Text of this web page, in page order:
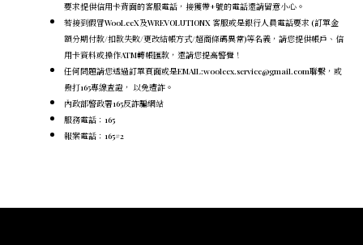
要求提供信用卡背面的客服電話， 接獲帶+號的電話還請留意小心。
若接到假冒WooLeeX及WREVOLUTIONX 客服或是銀行人員電話要求 (訂單金
額分期付款/扣款失敗/更改結帳方式/超商條碼異常)等名義，請您提供帳戶、信
用卡資料或操作ATM轉帳匯款，還請您提高警覺！
任何問題請您透過訂單頁面或是EMAIL:wooleex.service@gmail.com聯繫，或
撥打165專線查證， 以免遭詐。
內政部警政署165反詐騙網站
服務電話：165
報案電話：165#2